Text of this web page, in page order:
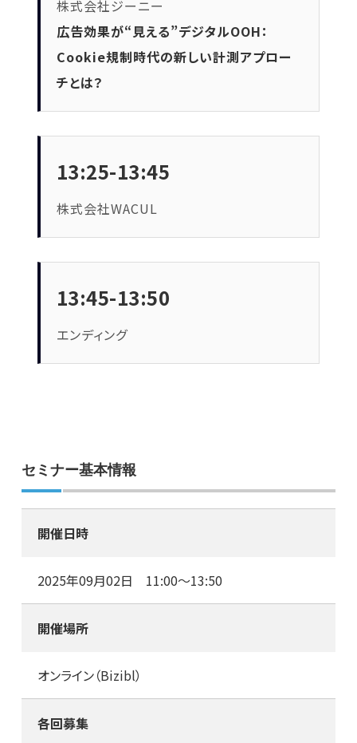
株式会社ジーニー
広告効果が“見える”デジタルOOH：
Cookie規制時代の新しい計測アプロー
チとは？
13:25-13:45
株式会社WACUL
13:45-13:50
エンディング
セミナー基本情報
開催日時
2025年09月02日 11:00～13:50
開催場所
オンライン（Bizibl）
各回募集